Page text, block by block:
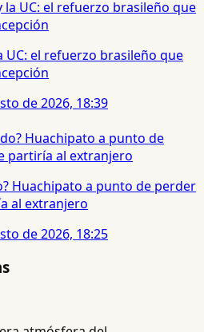
UC: el refuerzo brasileño que
de 2026, 18:39
Huachipato a punto de perder
al extranjero
de 2026, 18:25